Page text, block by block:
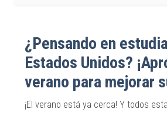
¿Pensando en
Estados Unidos?
verano para mejorar
¡El verano está ya cerca! Y todos